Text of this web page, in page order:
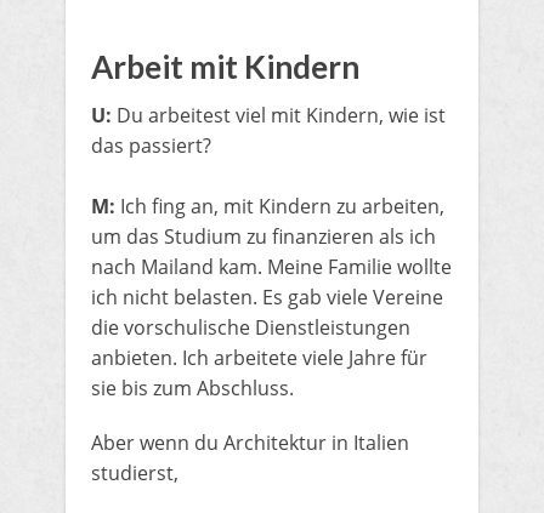
Arbeit mit Kindern
U: Du arbeitest viel mit Kindern, wie ist
das passiert?
M: Ich fing an, mit Kindern zu arbeiten,
um das Studium zu finanzieren als ich
nach Mailand kam. Meine Familie wollte
ich nicht belasten. Es gab viele Vereine
die vorschulische Dienstleistungen
anbieten. Ich arbeitete viele Jahre für
sie bis zum Abschluss.
Aber wenn du Architektur in Italien
studierst,